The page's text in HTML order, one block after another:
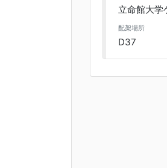
立命館大学
配架場所
D37